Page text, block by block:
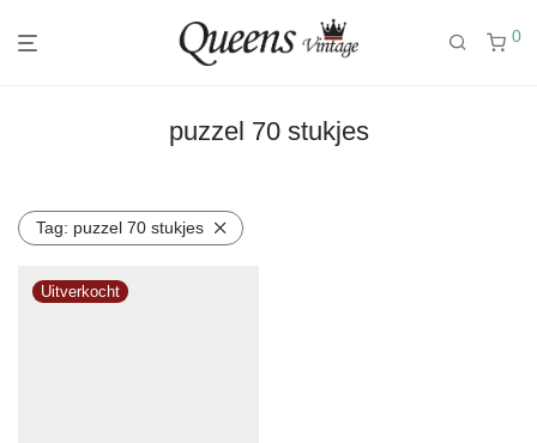
0
puzzel 70 stukjes
Tag: puzzel 70 stukjes